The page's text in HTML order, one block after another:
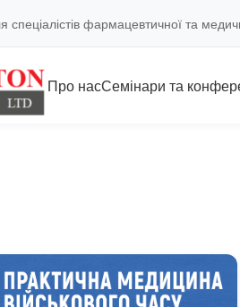
фармацевтичної та
Про насСемінари та